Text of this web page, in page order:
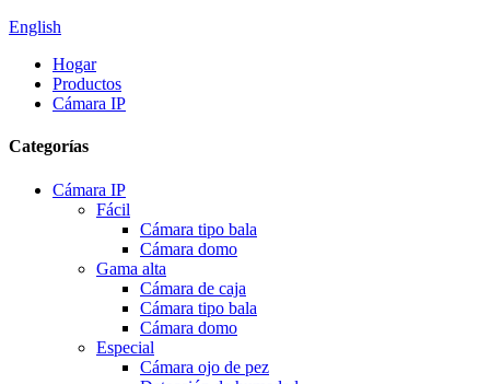
English
Hogar
Productos
Cámara IP
Categorías
Cámara IP
Fácil
Cámara tipo bala
Cámara domo
Gama alta
Cámara de caja
Cámara tipo bala
Cámara domo
Especial
Cámara ojo de pez